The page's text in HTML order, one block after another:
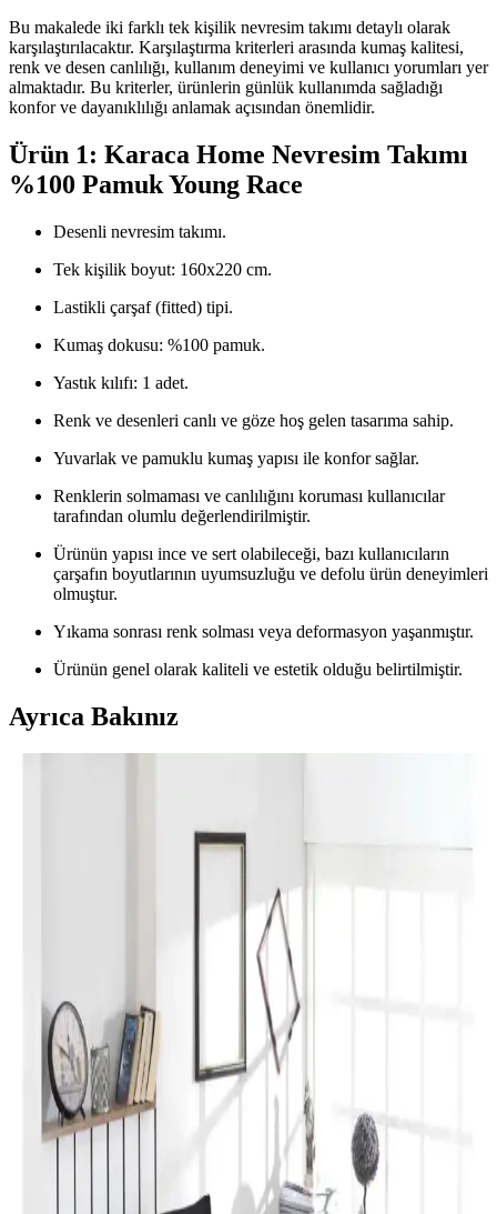
Bu makalede iki farklı tek kişilik nevresim takımı detaylı olarak
karşılaştırılacaktır. Karşılaştırma kriterleri arasında kumaş kalitesi,
renk ve desen canlılığı, kullanım deneyimi ve kullanıcı yorumları yer
almaktadır. Bu kriterler, ürünlerin günlük kullanımda sağladığı
konfor ve dayanıklılığı anlamak açısından önemlidir.
Ürün 1: Karaca Home Nevresim Takımı
%100 Pamuk Young Race
Desenli nevresim takımı.
Tek kişilik boyut: 160x220 cm.
Lastikli çarşaf (fitted) tipi.
Kumaş dokusu: %100 pamuk.
Yastık kılıfı: 1 adet.
Renk ve desenleri canlı ve göze hoş gelen tasarıma sahip.
Yuvarlak ve pamuklu kumaş yapısı ile konfor sağlar.
Renklerin solmaması ve canlılığını koruması kullanıcılar
tarafından olumlu değerlendirilmiştir.
Ürünün yapısı ince ve sert olabileceği, bazı kullanıcıların
çarşafın boyutlarının uyumsuzluğu ve defolu ürün deneyimleri
olmuştur.
Yıkama sonrası renk solması veya deformasyon yaşanmıştır.
Ürünün genel olarak kaliteli ve estetik olduğu belirtilmiştir.
Ayrıca Bakınız
Perde ve nevresim uyumu, krem ve magnolia tonlarındaki odalarda
uyumlu renk ve desen önerileri sunulmaktadır.
Yılbaşı Nevresimleri ile Ev Dekorasyonunuzu
Geliştirin ve Atmosferinizi Zenginleştirin
Yılbaşı nevresimleri, renk, motif ve malzeme seçimleriyle evinizde
özel bir atmosfer yaratır. Dekorasyon detaylarıyla yılbaşı ruhunu
yansıtın ve yeni yılı sevdiklerinizle kutlayın.
Karaca Home Lavin %100 Pamuk Çift Kişilik
Nevresim Takımı Modern ve Şık Tasarım
Karaca Home’un Lavin nevresim takımı, %100 pamuklu kumaşı,
Adaçayı rengi ve modern tasarımıyla yatak odalarına şıklık ve
rahatlık katıyor. Uzun ömürlü ve kolay bakım özellikleriyle ideal bir